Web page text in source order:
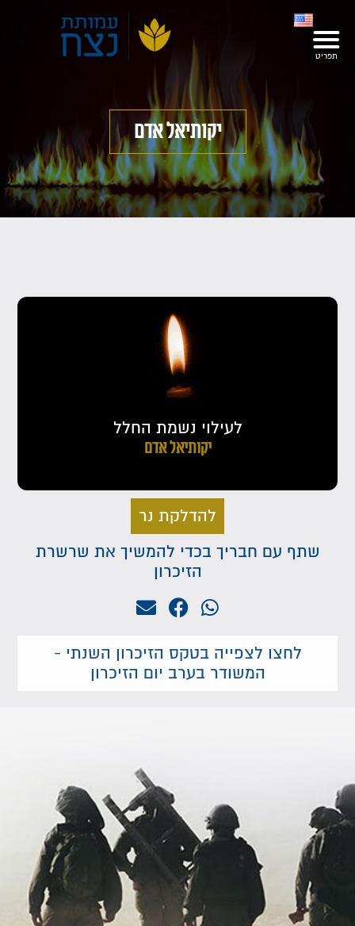
יקותיאל אדם
לעילוי נשמת החלל
יקותיאל אדם
להדלקת נר
שתף עם חבריך בכדי להמשיך את שרשרת
הזיכרון
לחצו לצפייה בטקס הזיכרון השנתי -
המשודר בערב יום הזיכרון